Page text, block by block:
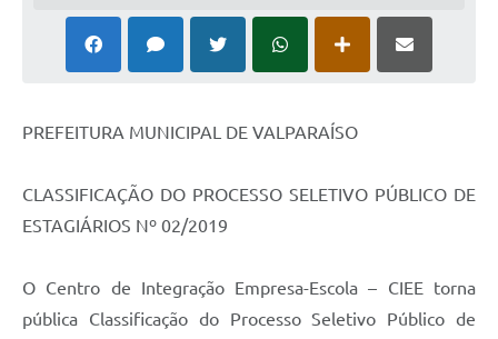
Defesa Civil
Fale com o Prefeito
Contratos
Ouvidoria
Arquivos para Download
PREFEITURA MUNICIPAL DE VALPARAÍSO
CLASSIFICAÇÃO DO PROCESSO SELETIVO PÚBLICO DE
ESTAGIÁRIOS Nº 02/2019
O Centro de Integração Empresa-Escola – CIEE torna
pública Classificação do Processo Seletivo Público de